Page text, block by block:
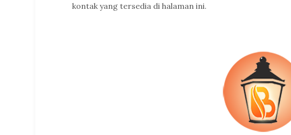
kontak yang tersedia di halaman ini.